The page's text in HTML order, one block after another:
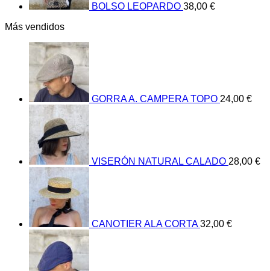
BOLSO LEOPARDO 38,00 €
Más vendidos
GORRA A. CAMPERA TOPO 24,00 €
VISERÓN NATURAL CALADO 28,00 €
CANOTIER ALA CORTA 32,00 €